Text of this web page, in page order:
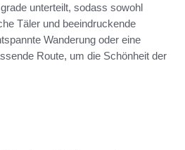
unterteilt, sodass sowohl
Täler und beeindruckende
Wanderung oder eine
Route, um die Schönheit der